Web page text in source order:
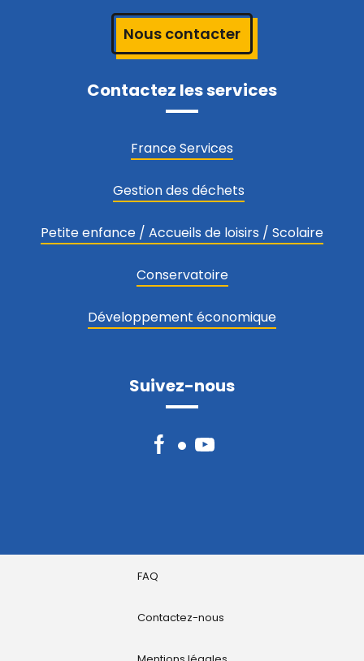
Nous contacter
Contactez les services
France Services
Gestion des déchets
Petite enfance / Accueils de loisirs / Scolaire
Conservatoire
Développement économique
Suivez-nous
FacebookYouTube
FAQ
Contactez-nous